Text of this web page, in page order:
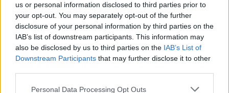
us or personal information disclosed to third parties prior to
your opt-out. You may separately opt-out of the further
disclosure of your personal information by third parties on the
IAB’s list of downstream participants. This information may
also be disclosed by us to third parties on the IAB’s List of
Downstream Participants that may further disclose it to other
Please note that this website/app uses one or more Google
Personal Data Processing Opt Outs